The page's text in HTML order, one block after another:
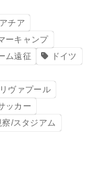
チア
ーキャンプ
ム遠征
ドイツ
リヴァプール
ッカー
察/スタジアム